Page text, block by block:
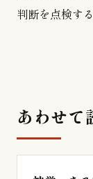
判断を点検す
あわせて